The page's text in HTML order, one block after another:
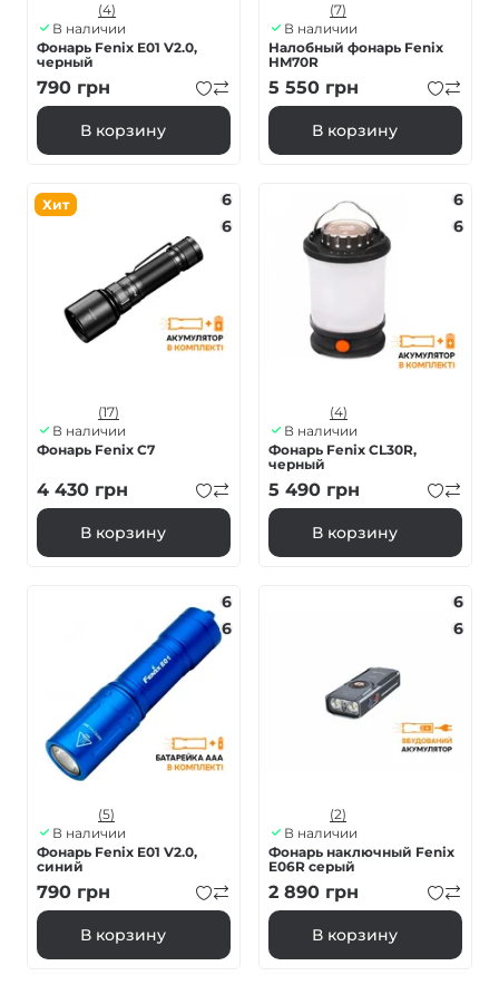
(4)
В наличии
Фонарь Fenix E01 V2.0,
черный
790 грн
В корзину
(7)
В наличии
Налобный фонарь Fenix
HM70R
5 550 грн
В корзину
Хит
6
6
(17)
В наличии
Фонарь Fenix C7
4 430 грн
В корзину
6
6
(4)
В наличии
Фонарь Fenix CL30R,
черный
5 490 грн
В корзину
6
6
(5)
В наличии
Фонарь Fenix E01 V2.0,
синий
790 грн
В корзину
6
6
(2)
В наличии
Фонарь наключный Fenix
E06R серый
2 890 грн
В корзину